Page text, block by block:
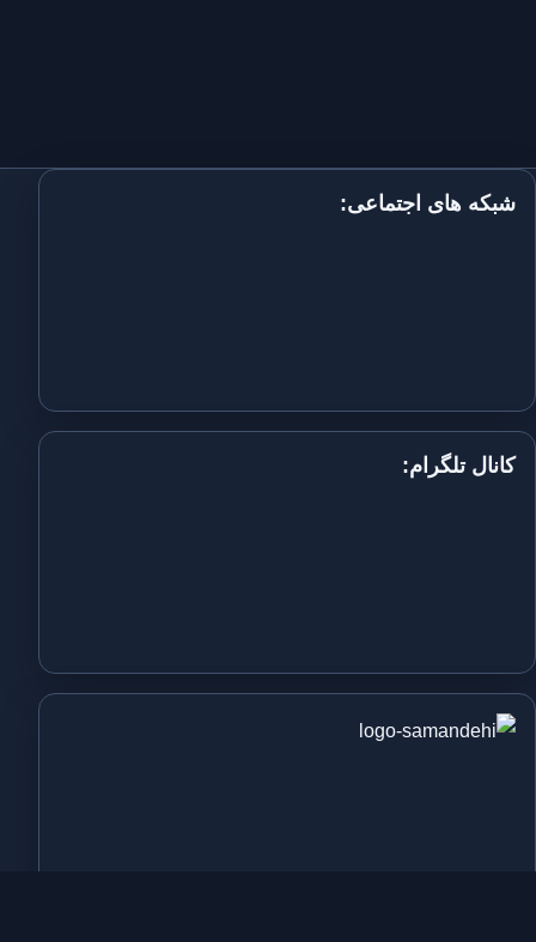
شبکه های اجتماعی:
کانال تلگرام: